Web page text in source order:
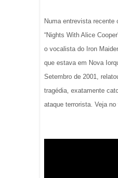
Numa entrevista recente
“Nights With Alice
o vocalista do Iron
que estava em Nova
Setembro de 2001,
tragédia, exatamente
ataque terrorista. Veja no